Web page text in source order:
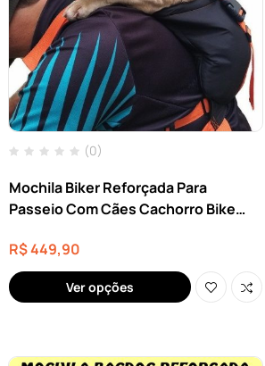
(0)
Mochila Biker Reforçada Para
Passeio Com Cães Cachorro Bike
R$449,90
Ver opções